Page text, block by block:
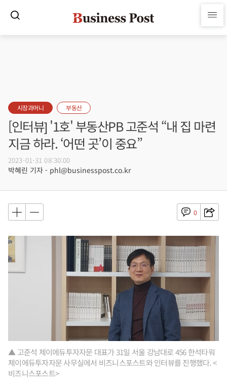
시장과머니 부동산
[인터뷰] '1호' 부동산PB 고준석 “내 집 마련
지금 하라. ‘어떤 곳’이 중요”
2023-01-31 08:30:00
박혜린 기자 - phl@businesspost.co.kr
0
▲ 고준석 제이에듀투자자문 대표가 31일 서울 강남대로 456 한석타워
제이에듀투자자문 사무실에서 비즈니스포스트와 인터뷰를 진행했다. <
비즈니스포스트>